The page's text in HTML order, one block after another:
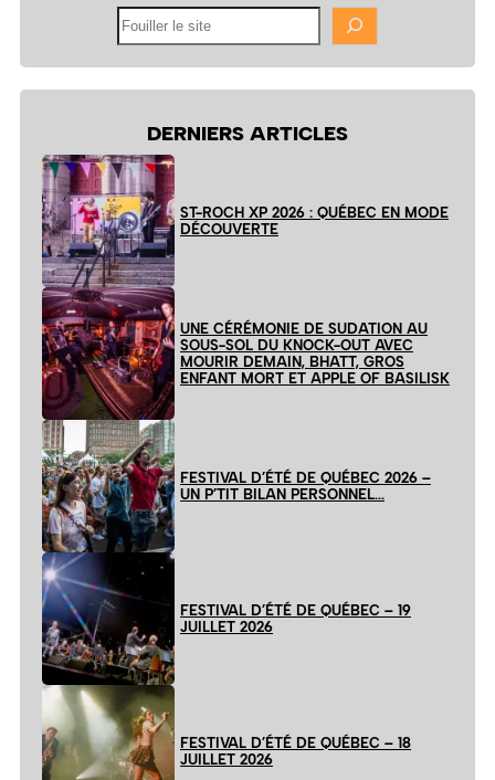
DERNIERS ARTICLES
ST-ROCH XP 2026 : QUÉBEC EN MODE
DÉCOUVERTE
UNE CÉRÉMONIE DE SUDATION AU
SOUS-SOL DU KNOCK-OUT AVEC
MOURIR DEMAIN, BHATT, GROS
ENFANT MORT ET APPLE OF BASILISK
FESTIVAL D’ÉTÉ DE QUÉBEC 2026 –
UN P’TIT BILAN PERSONNEL…
FESTIVAL D’ÉTÉ DE QUÉBEC – 19
JUILLET 2026
FESTIVAL D’ÉTÉ DE QUÉBEC – 18
JUILLET 2026